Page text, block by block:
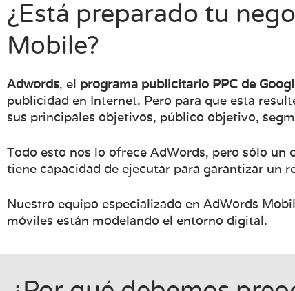
¿Está preparado tu
Mobile?
Adwords, el programa publicitario PPC de
publicidad en Internet. Pero para que esta
sus principales objetivos, público objetivo,
Todo esto nos lo ofrece AdWords, pero sólo
tiene capacidad de ejecutar para garantizar un
Nuestro equipo especializado en AdWords
móviles están modelando el entorno digital.